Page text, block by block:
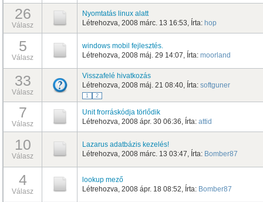
26
Válasz
Nyomtatás linux alatt
Létrehozva, 2008 márc. 13 16:53, Írta: hop
5
Válasz
windows mobil fejlesztés.
Létrehozva, 2008 máj. 29 14:07, Írta: moorland
33
Válasz
Visszafelé hivatkozás
Létrehozva, 2008 máj. 21 08:40, Írta: softguner
1 2
7
Válasz
Unit frorráskódja törlődik
Létrehozva, 2008 ápr. 30 06:36, Írta: attid
10
Válasz
Lazarus adatbázis kezelés!
Létrehozva, 2008 márc. 13 03:47, Írta: Bomber87
4
Válasz
lookup mező
Létrehozva, 2008 ápr. 18 08:52, Írta: Bomber87